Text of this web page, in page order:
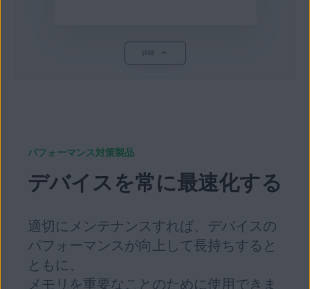
詳細
パフォーマンス対策製品
デバイスを常に最速化する
適切にメンテナンスすれば、デバイスの
パフォーマンスが向上して長持ちすると
ともに、
メモリを重要なことのために使用できま